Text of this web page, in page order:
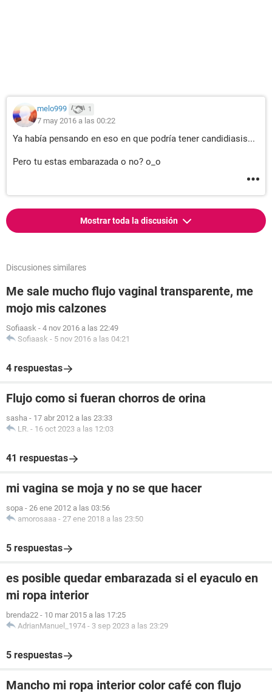
melo999 1
7 may 2016 a las 00:22
Ya había pensando en eso en que podría tener candidiasis...
Pero tu estas embarazada o no? o_o
Mostrar toda la discusión
Discusiones similares
Me sale mucho flujo vaginal transparente, me
mojo mis calzones
Sofiaask - 4 nov 2016 a las 22:49
Sofiaask - 5 nov 2016 a las 04:21
4 respuestas
Flujo como si fueran chorros de orina
sasha - 17 abr 2012 a las 23:33
LR. - 16 oct 2023 a las 12:03
41 respuestas
mi vagina se moja y no se que hacer
sopa - 26 ene 2012 a las 03:56
amorosaaa - 27 ene 2018 a las 23:50
5 respuestas
es posible quedar embarazada si el eyaculo en
mi ropa interior
brenda22 - 10 mar 2015 a las 17:25
AdrianManuel_1974 - 3 sep 2023 a las 23:29
5 respuestas
Mancho mi ropa interior color café con flujo